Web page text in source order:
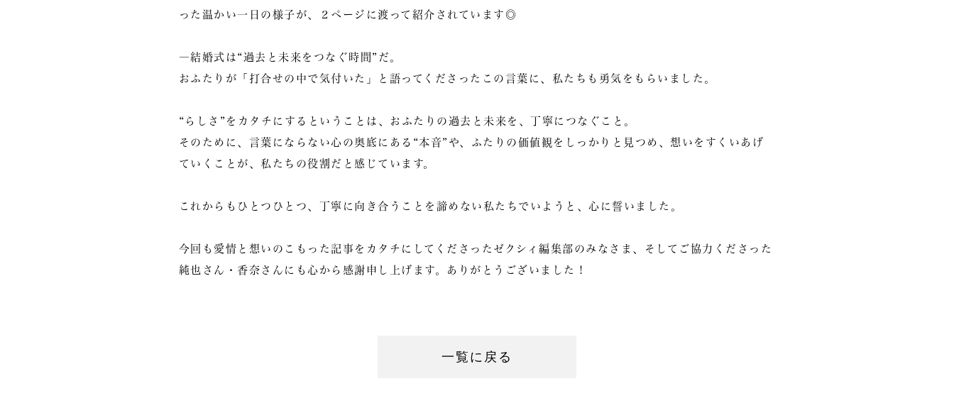
った温かい一日の様子が、２ページに渡って紹介されています◎
―結婚式は“過去と未来をつなぐ時間”だ。
おふたりが「打合せの中で気付いた」と語ってくださったこの言葉に、私たちも勇気をもらいました。
“らしさ”をカタチにするということは、おふたりの過去と未来を、丁寧につなぐこと。
そのために、言葉にならない心の奥底にある“本音”や、ふたりの価値観をしっかりと見つめ、想いをすくいあげ
ていくことが、私たちの役割だと感じています。
これからもひとつひとつ、丁寧に向き合うことを諦めない私たちでいようと、心に誓いました。
今回も愛情と想いのこもった記事をカタチにしてくださったゼクシィ編集部のみなさま、そしてご協力くださった
純也さん・香奈さんにも心から感謝申し上げます。ありがとうございました！
一覧に戻る